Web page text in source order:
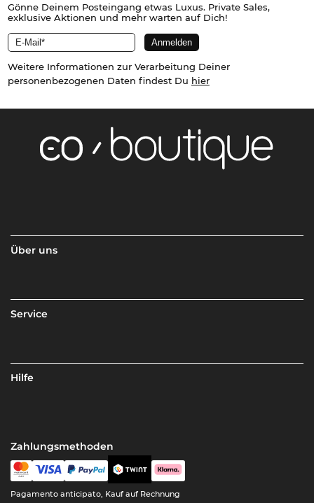
Gönne Deinem Posteingang etwas Luxus. Private Sales,
exklusive Aktionen und mehr warten auf Dich!
Weitere Informationen zur Verarbeitung Deiner
personenbezogenen Daten findest Du hier
Über uns
Service
Hilfe
Zahlungsmethoden
Pagamento anticipato, Kauf auf Rechnung